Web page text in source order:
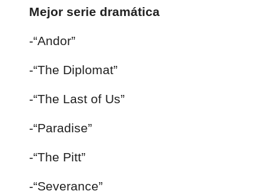
Mejor serie dramática
-“Andor”
-“The Diplomat”
-“The Last of Us”
-“Paradise”
-“The Pitt”
-“Severance”